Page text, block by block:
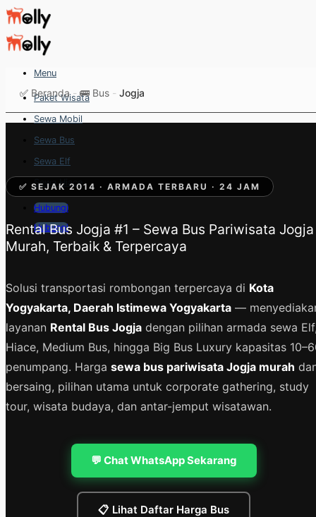
Skip
to
content
Menu
Paket Wisata
Sewa Mobil
Sewa Bus
Sewa Elf
Sewa Hiace
Hubungi
Hubungi
✅ Beranda- 🚌 Bus - Jogja
✅ SEJAK 2014 · ARMADA TERBARU · 24 JAM
Rental Bus Jogja #1 – Sewa Bus Pariwisata Jogja
Murah, Terbaik & Terpercaya
Solusi transportasi rombongan terpercaya di Kota
Yogyakarta, Daerah Istimewa Yogyakarta —
layanan Rental Bus Jogja dengan pilihan armada sewa
Hiace, Medium Bus, hingga Big Bus Luxury kapasitas
penumpang. Harga sewa bus pariwisata Jogja murah
bersaing, pilihan utama untuk corporate gathering, study
tour, wisata budaya, dan antar-jemput wisatawan.
💬 Chat WhatsApp Sekarang
📋 Lihat Daftar Harga Bus